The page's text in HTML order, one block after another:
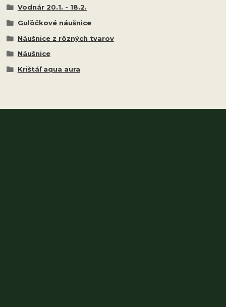
Vodnár 20.1. - 18.2.
Guľôčkové náušnice
Náušnice z rôzných tvarov
Náušnice
Krištáľ aqua aura